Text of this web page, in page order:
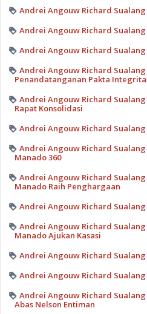
Andrei Angouw Richard Sualang
Andrei Angouw Richard
Andrei Angouw Richard
Andrei Angouw Richard
Penandatanganan Pakta
Andrei Angouw Richard Sualang
Rapat Konsolidasi
Andrei Angouw Richard Sualang
Andrei Angouw Richard
Manado 360
Andrei Angouw Richard
Manado Raih Penghargaan
Andrei Angouw Richard
Andrei Angouw Richard
Manado Ajukan Kasasi
Andrei Angouw Richard
Andrei Angouw Richard
Andrei Angouw Richard
Abas Nelson Entiman